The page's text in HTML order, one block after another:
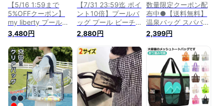
【5/16 1:59まで
5%OFFクーポン】
my liberty プールバ
ッグ プール ビーチ
バッグ ビーチ トー
トバッグ 大容量 透
明バッグ 大人 クリ
アバッグ ビニールバ
ッグ スパバッグ 透
明 手提げ 防水 レデ
ィース 女の子 温泉
バッグ サウナ
3,480円
【7/31 23:59迄 ポイ
ント10倍】プールバ
ッグ プール ビーチ
バッグ ビーチ トー
トバッグ 大容量 透
明バッグ 大人 クリ
アバッグ ビニールバ
ッグ スパバッグ 透
明 手提げ 防水 レデ
ィース 女の子 痛バ
痛バッグ 推し活 オ
タ活 送料無料
2,880円
数量限定クーポン配
布中●【送料無料】
温泉バッグ スパバッ
グ 大容量 軽量 トー
トバッグ メッシュ
プールバッグ ビーチ
トートバッグ ビーチ
バッグ メッシュバッ
グ
2,399円